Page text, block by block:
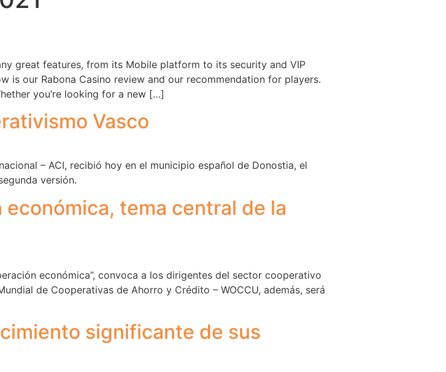
great features, from its Mobile platform to its security and VIP
is our Rabona Casino review and our recommendation for players.
you’re looking for a new […]
Vasco
– ACI, recibió hoy en el municipio español de Donostia, el
versión.
tema central de la
económica”, convoca a los dirigentes del sector cooperativo
de Cooperativas de Ahorro y Crédito – WOCCU, además, será
significante de sus